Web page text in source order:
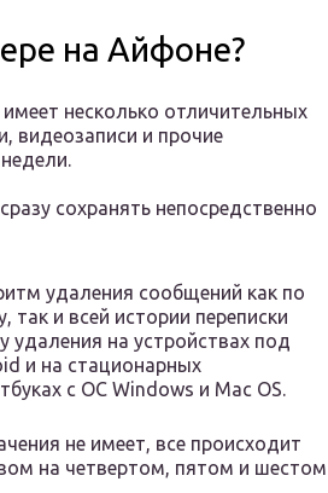
на Айфоне?
несколько отличительных
видеозаписи и прочие
сохранять непосредственно
удаления сообщений как по
так и всей истории переписки
удаления на устройствах под
и на стационарных
с ОС Windows и Mac OS.
не имеет, все происходит
на четвертом, пятом и шестом